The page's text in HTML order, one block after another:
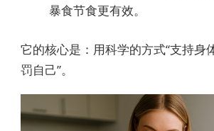
暴食节食更有效。
它的核心是：用科学的方式“支持身
罚自己”。